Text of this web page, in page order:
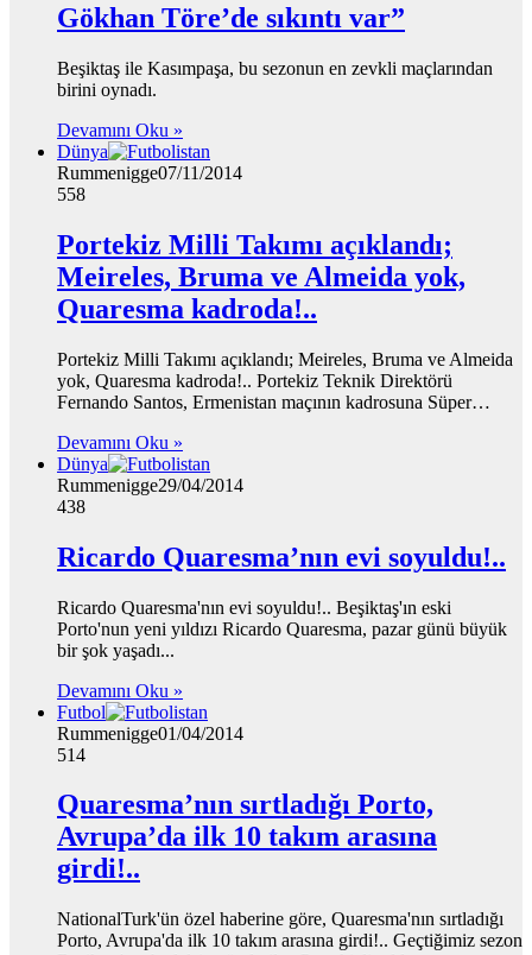
Gökhan Töre’de sıkıntı var”
Beşiktaş ile Kasımpaşa, bu sezonun en zevkli maçlarından
birini oynadı.
Devamını Oku »
Dünya
Rummenigge07/11/2014
558
Portekiz Milli Takımı açıklandı;
Meireles, Bruma ve Almeida yok,
Quaresma kadroda!..
Portekiz Milli Takımı açıklandı; Meireles, Bruma ve Almeida
yok, Quaresma kadroda!.. Portekiz Teknik Direktörü
Fernando Santos, Ermenistan maçının kadrosuna Süper…
Devamını Oku »
Dünya
Rummenigge29/04/2014
438
Ricardo Quaresma’nın evi soyuldu!..
Ricardo Quaresma'nın evi soyuldu!.. Beşiktaş'ın eski
Porto'nun yeni yıldızı Ricardo Quaresma, pazar günü büyük
bir şok yaşadı...
Devamını Oku »
Futbol
Rummenigge01/04/2014
514
Quaresma’nın sırtladığı Porto,
Avrupa’da ilk 10 takım arasına
girdi!..
NationalTurk'ün özel haberine göre, Quaresma'nın sırtladığı
Porto, Avrupa'da ilk 10 takım arasına girdi!.. Geçtiğimiz sezon